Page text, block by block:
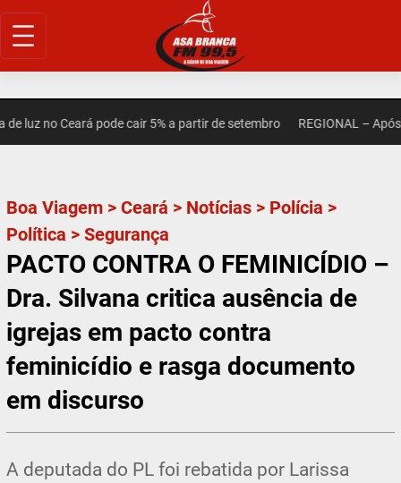
Pular
para
luz no Ceará pode cair 5% a partir de setembro REGIONAL – Após
Boa Viagem >Ceará > Notícias > Polícia >
Política >Segurança
PACTO CONTRA O FEMINICÍDIO –
Dra. Silvana critica ausência de
igrejas em pacto contra
feminicídio e rasga documento
em discurso
A deputada do PL foi rebatida por Larissa